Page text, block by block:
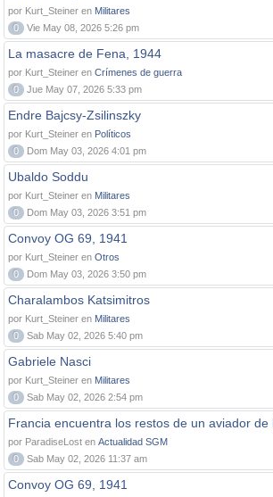
por Kurt_Steiner en Militares
0
Vie May 08, 2026 5:26 pm
La masacre de Fena, 1944
por Kurt_Steiner en Crímenes de guerra
0
Jue May 07, 2026 5:33 pm
Endre Bajcsy-Zsilinszky
por Kurt_Steiner en Políticos
0
Dom May 03, 2026 4:01 pm
Ubaldo Soddu
por Kurt_Steiner en Militares
0
Dom May 03, 2026 3:51 pm
Convoy OG 69, 1941
por Kurt_Steiner en Otros
0
Dom May 03, 2026 3:50 pm
Charalambos Katsimitros
por Kurt_Steiner en Militares
0
Sab May 02, 2026 5:40 pm
Gabriele Nasci
por Kurt_Steiner en Militares
0
Sab May 02, 2026 2:54 pm
Francia encuentra los restos de un aviador de
por ParadiseLost en Actualidad SGM
0
Sab May 02, 2026 11:37 am
Convoy OG 69, 1941